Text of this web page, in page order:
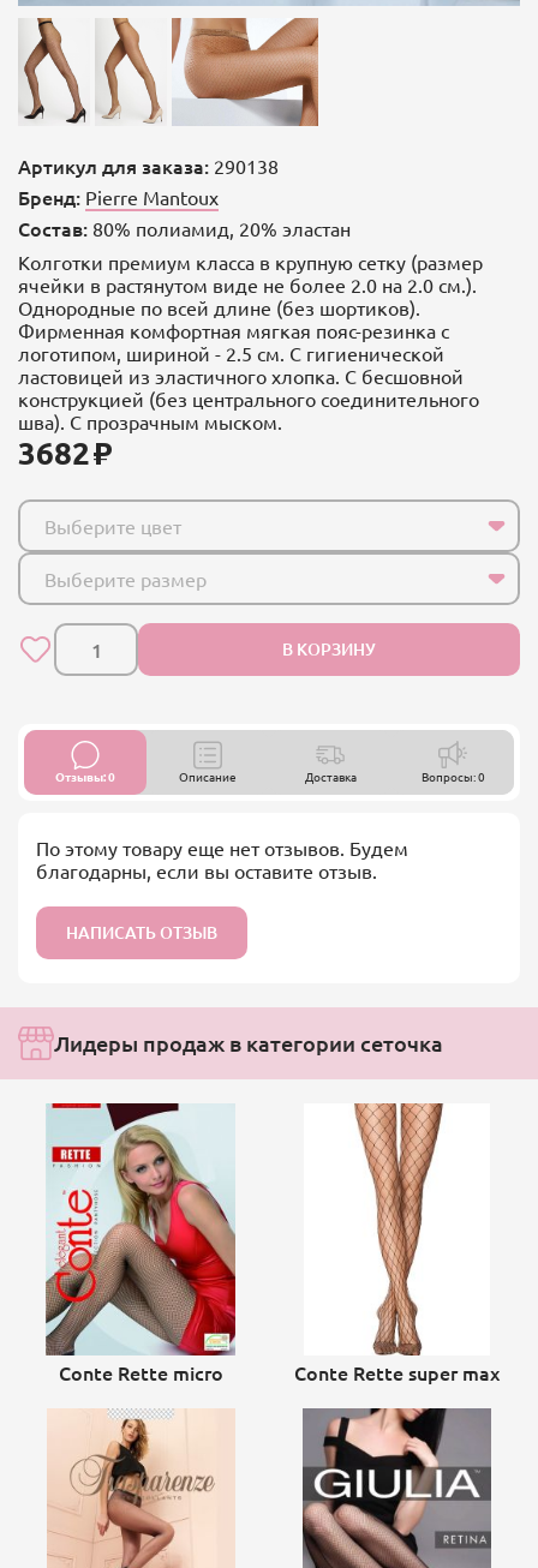
Артикул для заказа: 290138
Бренд: Pierre Mantoux
Состав: 80% полиамид, 20% эластан
Колготки премиум класса в крупную сетку (размер
ячейки в растянутом виде не более 2.0 на 2.0 см.).
Однородные по всей длине (без шортиков).
Фирменная комфортная мягкая пояс-резинка с
логотипом, шириной - 2.5 см. С гигиенической
ластовицей из эластичного хлопка. С бесшовной
конструкцией (без центрального соединительного
шва). С прозрачным мыском.
3682
Выберите цвет
Выберите размер
В КОРЗИНУ
Отзывы: 0 Описание Доставка Вопросы: 0
По этому товару еще нет отзывов. Будем
благодарны, если вы оставите отзыв.
НАПИСАТЬ ОТЗЫВ
Лидеры продаж в категории сеточка
Conte Rette micro Conte Rette super max